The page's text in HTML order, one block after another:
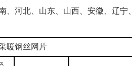
、河北、山东、山西、安徽、辽
暖钢丝网片